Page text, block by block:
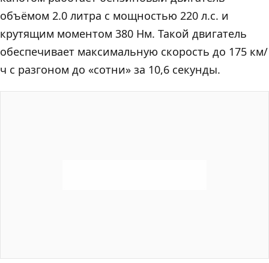
объёмом 2.0 литра с мощностью 220 л.с. и
крутящим моментом 380 Нм. Такой двигатель
обеспечивает максимальную скорость до 175 км/
ч с разгоном до «сотни» за 10,6 секунды.